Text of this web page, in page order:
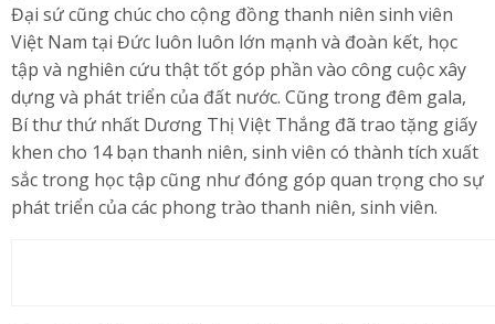
Đại sứ cũng chúc cho cộng đồng thanh niên sinh viên
Việt Nam tại Đức luôn luôn lớn mạnh và đoàn kết, học
tập và nghiên cứu thật tốt góp phần vào công cuộc xây
dựng và phát triển của đất nước. Cũng trong đêm gala,
Bí thư thứ nhất Dương Thị Việt Thắng đã trao tặng giấy
khen cho 14 bạn thanh niên, sinh viên có thành tích xuất
sắc trong học tập cũng như đóng góp quan trọng cho sự
phát triển của các phong trào thanh niên, sinh viên.